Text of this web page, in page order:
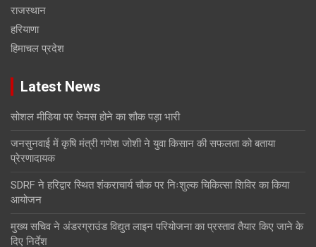
राजस्थान
हरियाणा
हिमाचल प्रदेश
Latest News
सोशल मीडिया पर फेमस होने का शौक पड़ा भारी
जनसुनवाई में कृषि मंत्री गणेश जोशी ने युवा किसान की सफलता को बताया
प्रेरणादायक
SDRF ने हरिद्वार स्थित शंकराचार्य चौक पर निःशुल्क चिकित्सा शिविर का किया
आयोजन
मुख्य सचिव ने अंडरग्राउंड विद्युत लाइन परियोजना का प्रस्ताव तैयार किए जाने के
दिए निर्देश